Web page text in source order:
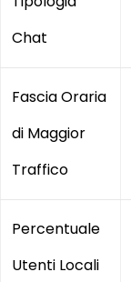
Chat
Fascia Oraria
di Maggior
Traffico
Percentuale
Utenti Locali